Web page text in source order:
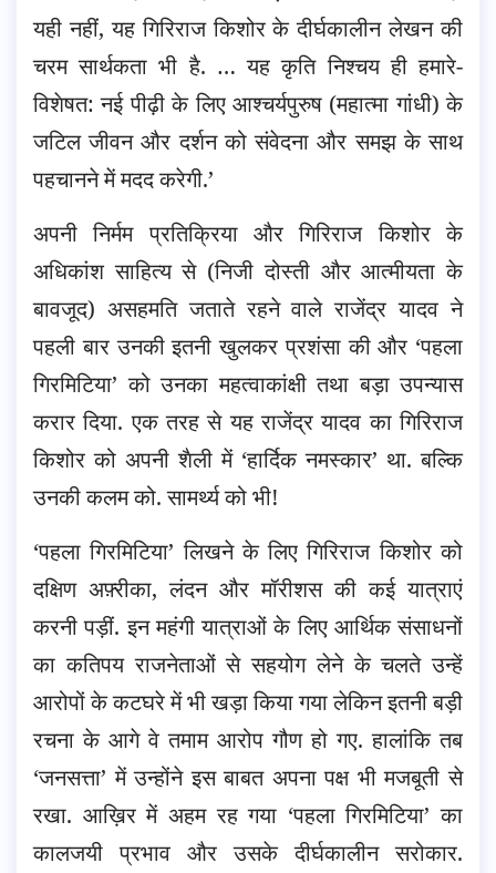
यही नहीं, यह गिरिराज किशोर के दीर्घकालीन लेखन की
चरम सार्थकता भी है. … यह कृति निश्चय ही हमारे-
विशेषत: नई पीढ़ी के लिए आश्चर्यपुरुष (महात्मा गांधी) के
जटिल जीवन और दर्शन को संवेदना और समझ के साथ
पहचानने में मदद करेगी.’
अपनी निर्मम प्रतिक्रिया और गिरिराज किशोर के
अधिकांश साहित्य से (निजी दोस्ती और आत्मीयता के
बावजूद) असहमति जताते रहने वाले राजेंद्र यादव ने
पहली बार उनकी इतनी खुलकर प्रशंसा की और ‘पहला
गिरमिटिया’ को उनका महत्वाकांक्षी तथा बड़ा उपन्यास
करार दिया. एक तरह से यह राजेंद्र यादव का गिरिराज
किशोर को अपनी शैली में ‘हार्दिक नमस्कार’ था. बल्कि
उनकी कलम को. सामर्थ्य को भी!
‘पहला गिरमिटिया’ लिखने के लिए गिरिराज किशोर को
दक्षिण अफ़्रीका, लंदन और मॉरीशस की कई यात्राएं
करनी पड़ीं. इन महंगी यात्राओं के लिए आर्थिक संसाधनों
का कतिपय राजनेताओं से सहयोग लेने के चलते उन्हें
आरोपों के कटघरे में भी खड़ा किया गया लेकिन इतनी बड़ी
रचना के आगे वे तमाम आरोप गौण हो गए. हालांकि तब
‘जनसत्ता’ में उन्होंने इस बाबत अपना पक्ष भी मजबूती से
रखा. आख़िर में अहम रह गया ‘पहला गिरमिटिया’ का
कालजयी प्रभाव और उसके दीर्घकालीन सरोकार.